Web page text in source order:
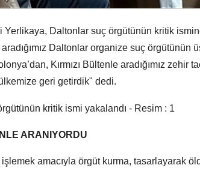
Yerlikaya, Daltonlar suç örgütünün kritik
aradığımız Daltonlar organize suç
Kırmızı Bültenle aradığımız zehir
geri getirdik" dedi.
ARANIYORDU
amacıyla örgüt kurma, tasarlayarak